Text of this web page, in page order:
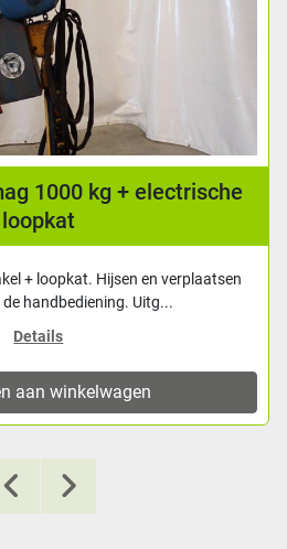
1000 kg + electrische
loopkat
+ loopkat. Hijsen en verplaatsen
handbediening. Uitg...
Details
aan winkelwagen